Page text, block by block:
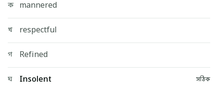
ক mannered
খ respectful
গ Refined
ঘ Insolent সঠিক